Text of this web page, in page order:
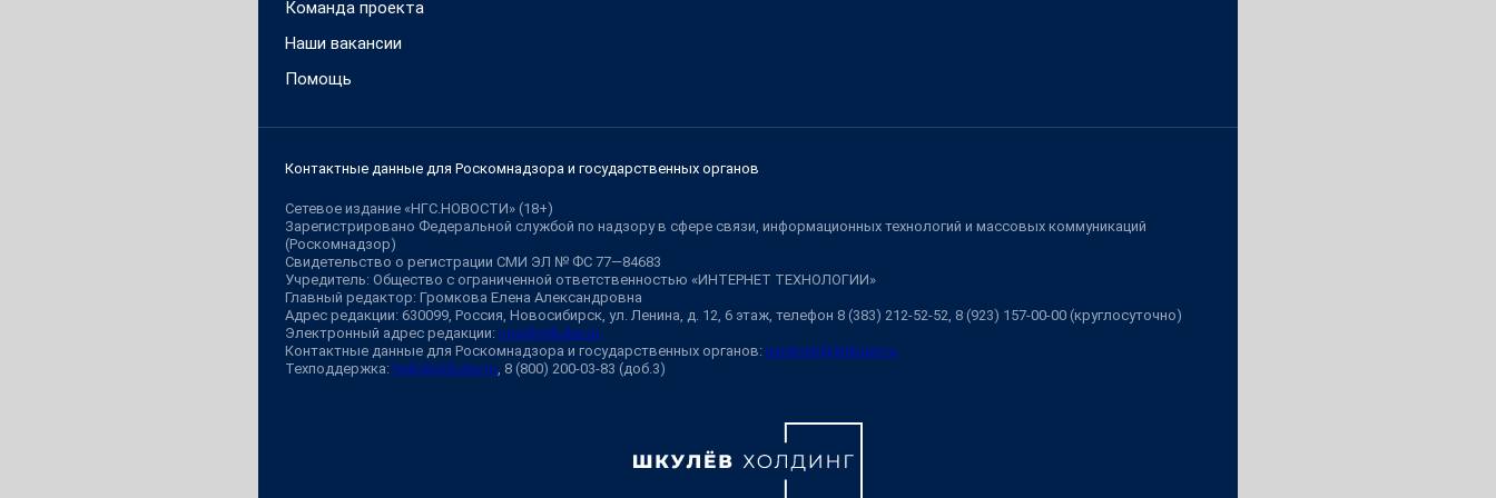
Команда проекта
Наши вакансии
Помощь
Контактные данные для Роскомнадзора и государственных органов
Сетевое издание «НГС.НОВОСТИ» (18+)
Зарегистрировано Федеральной службой по надзору в сфере связи, информационных технологий и массовых коммуникаций
(Роскомнадзор)
Свидетельство о регистрации СМИ ЭЛ № ФС 77—84683
Учредитель: Общество с ограниченной ответственностью «ИНТЕРНЕТ ТЕХНОЛОГИИ»
Главный редактор: Громкова Елена Александровна
Адрес редакции: 630099, Россия, Новосибирск, ул. Ленина, д. 12, 6 этаж, телефон 8 (383) 212-52-52, 8 (923) 157-00-00 (круглосуточно)
Электронный адрес редакции: ngs@shkulev.ru
Контактные данные для Роскомнадзора и государственных органов: juristnsk@shkulev.ru
Техподдержка: help@shkulev.ru, 8 (800) 200-03-83 (доб.3)